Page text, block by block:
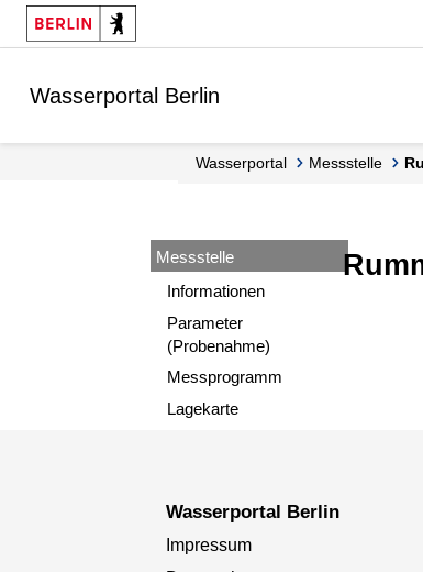
Springe zur Navigation
Springe zum Inhalt
Wasserportal Berlin
Wasserportal Messstelle
Messstelle
Informationen
Parameter
(Probenahme)
Messprogramm
Lagekarte
Wasserportal Berlin
Impressum